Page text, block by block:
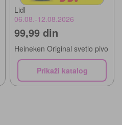
Lidl
06.08.-12.08.2026
99,99 din
Heineken Original svetlo pivo
Prikaži katalog